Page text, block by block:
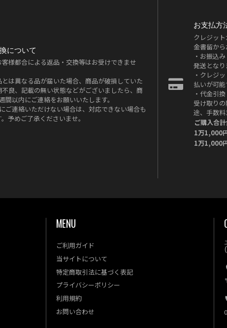
について
様都合による返品・交換等はお受けできませ
とは異なる品が届いた場合、商品が破損していた
良、記載の無い状態などがございましたら、商
間以内にご連絡をお願いいたします。
ご連絡いただけない場合は、対応できない場合も
予めご了承くださいませ。
お支払方
クレジッ
金書留から
・お振込
発送となり
・クレジ
払いが可能
・代金引
受け取り
途、手数料
ご購入合
1万1,000
1万1,000
MENU
ご利用ガイド
当サイトについて
特定商取引法に基づく表記
プライバシーポリシー
利用規約
お問い合わせ